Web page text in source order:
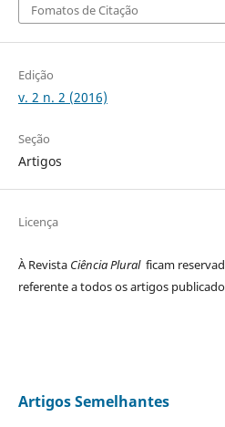
Fomatos de Citação
Edição
v. 2 n. 2 (2016)
Seção
Artigos
Licença
À Revista Ciência Plural ficam
referente a todos os artigos
Artigos Semelhantes